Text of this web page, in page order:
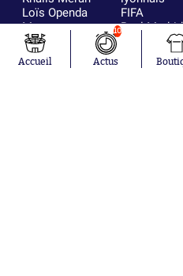
Loïs Openda
Moussa
Niakhaté
Nicolás
Tagliafico
FIFA
Real Madrid
RC
AC Milan
France
Accueil
10
Actus